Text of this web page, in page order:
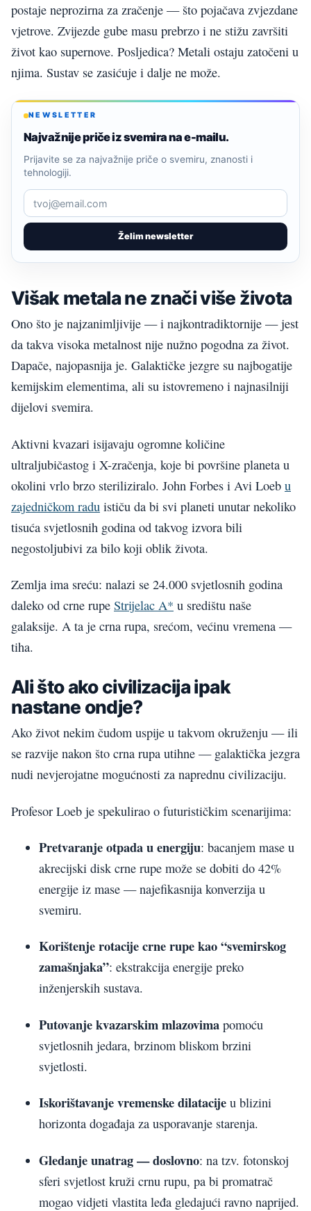
postaje neprozirna za zračenje — što pojačava zvjezdane
vjetrove. Zvijezde gube masu prebrzo i ne stižu završiti
život kao supernove. Posljedica? Metali ostaju zatočeni u
njima. Sustav se zasićuje i dalje ne može.
NEWSLETTER
Najvažnije priče iz svemira na e-mailu.
Želim newsletter
Prijavite se za najvažnije priče o svemiru, znanosti i
tehnologiji.
Višak metala ne znači više života
Ono što je najzanimljivije — i najkontradiktornije — jest
da takva visoka metalnost nije nužno pogodna za život.
Dapače, najopasnija je. Galaktičke jezgre su najbogatije
kemijskim elementima, ali su istovremeno i najnasilniji
dijelovi svemira.
Aktivni kvazari isijavaju ogromne količine
ultraljubičastog i X-zračenja, koje bi površine planeta u
okolini vrlo brzo steriliziralo. John Forbes i Avi Loeb u
zajedničkom radu ističu da bi svi planeti unutar nekoliko
tisuća svjetlosnih godina od takvog izvora bili
negostoljubivi za bilo koji oblik života.
Zemlja ima sreću: nalazi se 24.000 svjetlosnih godina
daleko od crne rupe Strijelac A* u središtu naše
galaksije. A ta je crna rupa, srećom, većinu vremena —
tiha.
Ali što ako civilizacija ipak
nastane ondje?
Ako život nekim čudom uspije u takvom okruženju — ili
se razvije nakon što crna rupa utihne — galaktička jezgra
nudi nevjerojatne mogućnosti za naprednu civilizaciju.
Profesor Loeb je spekulirao o futurističkim scenarijima:
Pretvaranje otpada u energiju: bacanjem mase u
akrecijski disk crne rupe može se dobiti do 42%
energije iz mase — najefikasnija konverzija u
svemiru.
Korištenje rotacije crne rupe kao “svemirskog
zamašnjaka”: ekstrakcija energije preko
inženjerskih sustava.
Putovanje kvazarskim mlazovima pomoću
svjetlosnih jedara, brzinom bliskom brzini
svjetlosti.
Iskorištavanje vremenske dilatacije u blizini
horizonta događaja za usporavanje starenja.
Gledanje unatrag — doslovno: na tzv. fotonskoj
sferi svjetlost kruži crnu rupu, pa bi promatrač
mogao vidjeti vlastita leđa gledajući ravno naprijed.